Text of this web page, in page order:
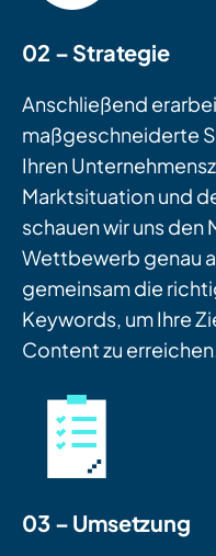
02 – Strategie
Anschließend
maßgeschneiderte
Ihren
Marktsituation und
schauen wir uns den
Wettbewerb genau
gemeinsam die
Keywords, um Ihre
Content zu
03 – Umsetzung